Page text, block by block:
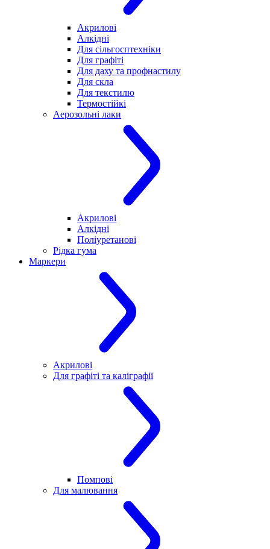
Акрилові
Алкідні
Для cільгосптехніки
Для графіті
Для даху та профнастилу
Для скла
Для текстилю
Термостійкі
Аерозольні лаки
Акрилові
Алкідні
Поліуретанові
Рідка гума
Маркери
Акрилові
Для графіті та каліграфії
Помпові
Для малювання